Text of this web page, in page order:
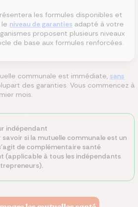
les formules disponibles et
niveau de garanties adapté à votre
proposent plusieurs niveaux
de base aux formules renforcées.
communale est immédiate, sans
des garanties. Vous commencez à
mois.
indépendant
savoir si la mutuelle communale est un
de complémentaire santé
(applicable à tous les indépendants